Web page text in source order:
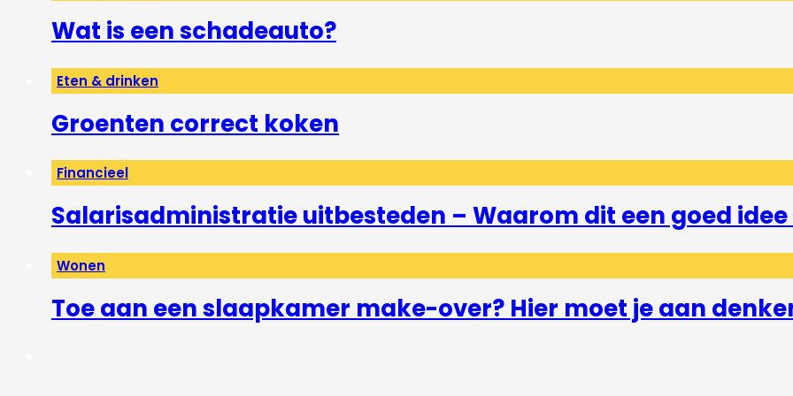
Wat is een schadeauto?
Eten & drinken
Groenten correct koken
Financieel
Salarisadministratie uitbesteden – Waarom dit een goed idee
Wonen
Toe aan een slaapkamer make-over? Hier moet je aan